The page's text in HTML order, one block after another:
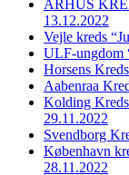
ÅRHUS
13.12.2022
Vejle kreds
ULF-ungdom
Horsens
Aabenraa
Kolding
29.11.2022
Svendborg
København
28.11.2022